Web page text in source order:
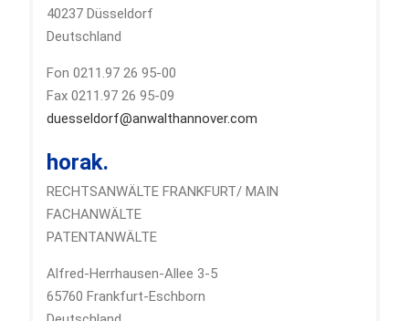
40237 Düsseldorf
Deutschland
Fon 0211.97 26 95-00
Fax 0211.97 26 95-09
duesseldorf@anwalthannover.com
horak.
RECHTSANWÄLTE FRANKFURT/ MAIN
FACHANWÄLTE
PATENTANWÄLTE
Alfred-Herrhausen-Allee 3-5
65760 Frankfurt-Eschborn